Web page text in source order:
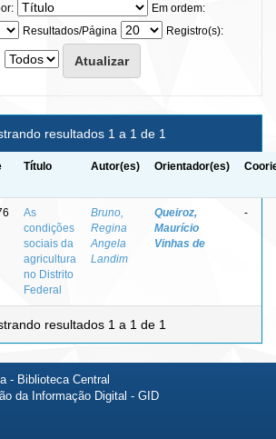
Em ordem:
Resultados/Página
Registro(s):
resultados 1 a 1 de 1
Título Autor(es) Orientador(es)
As
condições
sociais da
agricultura
no Distrito
Federal
Bruno,
Regina
Angela
Landim
Queiroz,
Maurício
Vinhas de
-
resultados 1 a 1 de 1
- Biblioteca Central
da Informação Digital - GID